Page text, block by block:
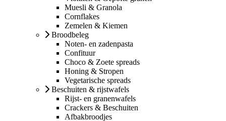
Muesli & Granola
Cornflakes
Zemelen & Kiemen
Broodbeleg
Noten- en zadenpasta
Confituur
Choco & Zoete spreads
Honing & Stropen
Vegetarische spreads
Beschuiten & rijstwafels
Rijst- en granenwafels
Crackers & Beschuiten
Afbakbroodjes